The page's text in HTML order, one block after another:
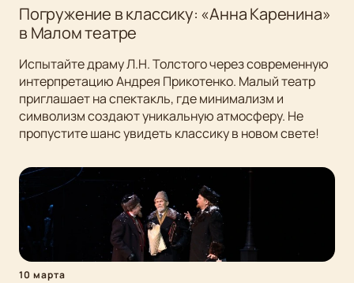
Погружение в классику: «Анна Каренина»
в Малом театре
Испытайте драму Л.Н. Толстого через современную
интерпретацию Андрея Прикотенко. Малый театр
приглашает на спектакль, где минимализм и
символизм создают уникальную атмосферу. Не
пропустите шанс увидеть классику в новом свете!
10 марта